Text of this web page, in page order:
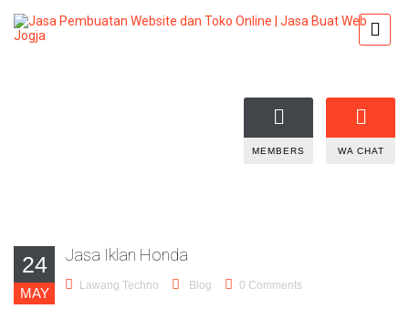
MEMBERS WA CHAT
24
MAY
Jasa Iklan Honda
Lawang Techno Blog 0 Comments